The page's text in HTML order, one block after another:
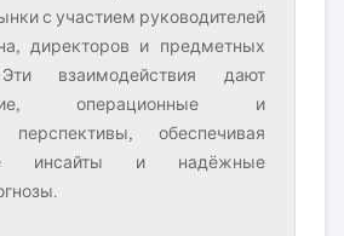
с участием руководителей
директоров и предметных
взаимодействия дают
операционные и
перспективы, обеспечивая
инсайты и надёжные